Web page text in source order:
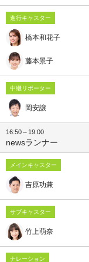
進行キャスター
橋本和花子
藤本景子
中継リポーター
岡安譲
16:50～19:00
newsランナー
メインキャスター
吉原功兼
サブキャスター
竹上萌奈
ナレーション